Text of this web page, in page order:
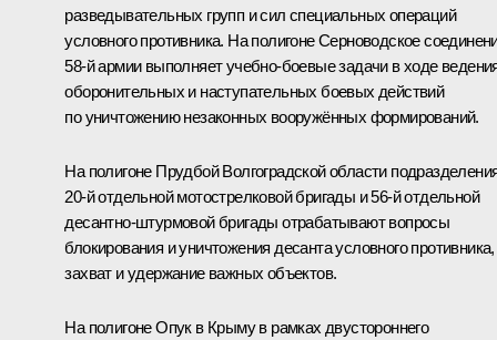
разведывательных групп и сил специальных операций
условного противника. На полигоне Серноводское
58‑й армии выполняет учебно-боевые задачи в ходе
оборонительных и наступательных боевых действий
по уничтожению незаконных вооружённых формирований.
На полигоне Прудбой Волгоградской области
20‑й отдельной мотострелковой бригады и 56‑й отдельной
десантно-штурмовой бригады отрабатывают вопросы
блокирования и уничтожения десанта условного противника,
захват и удержание важных объектов.
На полигоне Опук в Крыму в рамках двустороннего